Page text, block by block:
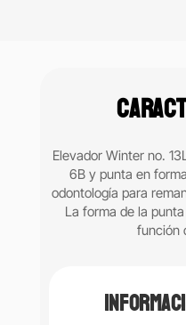
Elevador Winter no.
6B y punta en
odontología para
La forma de la
función